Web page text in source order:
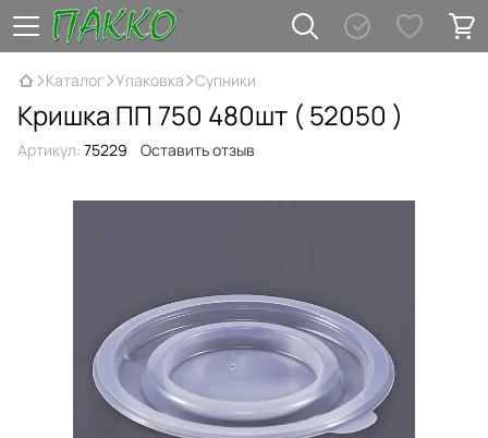
Каталог Упаковка Супники
Кришка ПП 750 480шт ( 52050 )
Артикул: 75229 Оставить отзыв